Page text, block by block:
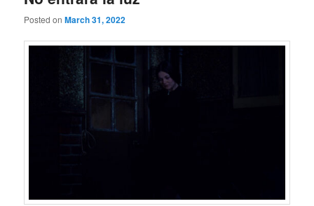
Posted onMarch 31, 2022